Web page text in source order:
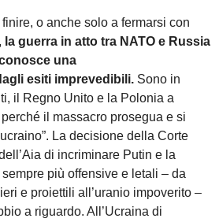
o anche solo a fermarsi con
la guerra in atto tra NATO e Russia
una
esiti imprevedibili. Sono in
il Regno Unito e la Polonia a
il massacro prosegua e si
La decisione della Corte
di incriminare Putin e la
più offensive e letali – da
e proiettili all’uranio impoverito –
a riguardo. All’Ucraina di